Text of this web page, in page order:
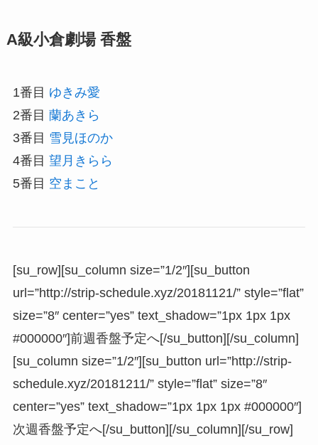
A級小倉劇場 香盤
1番目 ゆきみ愛
2番目 蘭あきら
3番目 雪見ほのか
4番目 望月きらら
5番目 空まこと
[su_row][su_column size=”1/2″][su_button
url=”http://strip-schedule.xyz/20181121/” style=”flat”
size=”8″ center=”yes” text_shadow=”1px 1px 1px
#000000″]前週香盤予定へ[/su_button][/su_column]
[su_column size=”1/2″][su_button url=”http://strip-
schedule.xyz/20181211/” style=”flat” size=”8″
center=”yes” text_shadow=”1px 1px 1px #000000″]
次週香盤予定へ[/su_button][/su_column][/su_row]